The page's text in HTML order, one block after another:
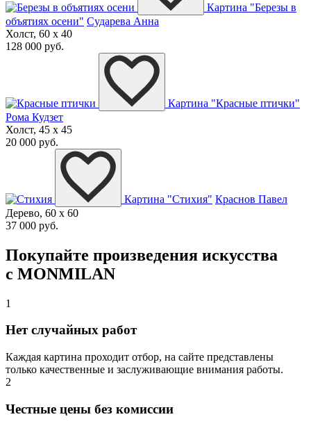
Картина "Березы в
объятиях осени" Сударева Анна
Холст, 60 x 40
128 000 руб.
Картина "Красные птички"
Рома Кудзет
Холст, 45 x 45
20 000 руб.
Картина "Стихия" Краснов Павел
Дерево, 60 x 60
37 000 руб.
Покупайте произведения искусства
с MONMILAN
1
Нет случайных работ
Каждая картина проходит отбор, на сайте представлены
только качественные и заслуживающие внимания работы.
2
Честные цены без комиссии